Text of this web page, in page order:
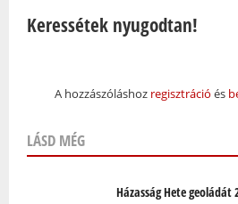
Keressétek nyugodtan!
A hozzászóláshoz regisztráció és
LÁSD MÉG
Házasság Hete